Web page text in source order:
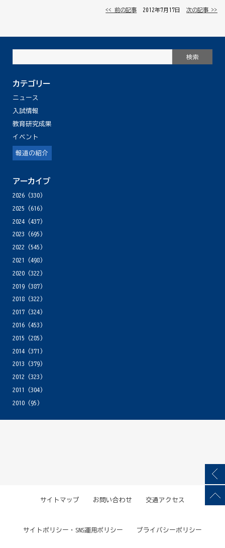
<< 前の記事 │ 2012年7月17日 │次の記事 >>
カテゴリー
ニュース
入試情報
教育研究成果
イベント
報道の紹介
アーカイブ
2026(330)
2025 (616)
2024(437)
2023 (695)
2022 (545)
2021
(498)
2020(322)
2019(387)
2018(322)
2017(324)
2016(453)
2015 (285)
2014(371)
2013 (379)
2012 (323)
2011
(304)
2010(95)
サイトマップ お問い合わせ 交通アクセス
サイトポリシー・SNS運用ポリシー プライバシーポリシー